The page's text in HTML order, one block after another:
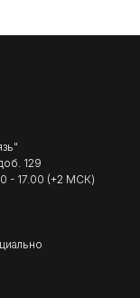
129
- 17.00 (+2 МСК)